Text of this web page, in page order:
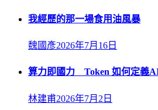
我經歷的那一場食用油風暴
魏國彥2026年7月16日
算力即國力 Token 如何定義
林建甫2026年7月2日